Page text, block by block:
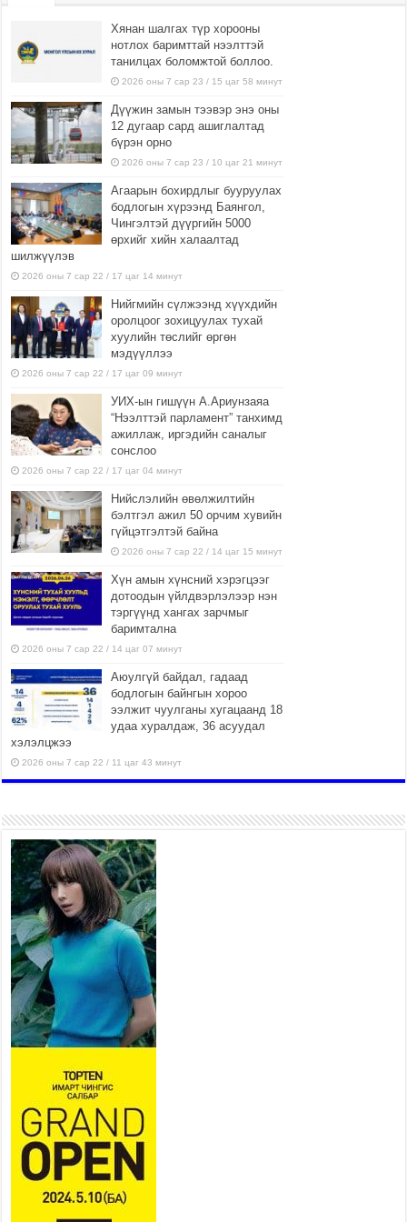
Хянан шалгах түр хорооны
нотлох баримттай нээлттэй
танилцах боломжтой боллоо.
2026 оны 7 сар 23 / 15 цаг 58 минут
Дүүжин замын тээвэр энэ оны
12 дугаар сард ашиглалтад
бүрэн орно
2026 оны 7 сар 23 / 10 цаг 21 минут
Агаарын бохирдлыг бууруулах
бодлогын хүрээнд Баянгол,
Чингэлтэй дүүргийн 5000
өрхийг хийн халаалтад
шилжүүлэв
2026 оны 7 сар 22 / 17 цаг 14 минут
Нийгмийн сүлжээнд хүүхдийн
оролцоог зохицуулах тухай
хуулийн төслийг өргөн
мэдүүллээ
2026 оны 7 сар 22 / 17 цаг 09 минут
УИХ-ын гишүүн А.Ариунзаяа
“Нээлттэй парламент” танхимд
ажиллаж, иргэдийн саналыг
сонслоо
2026 оны 7 сар 22 / 17 цаг 04 минут
Нийслэлийн өвөлжилтийн
бэлтгэл ажил 50 орчим хувийн
гүйцэтгэлтэй байна
2026 оны 7 сар 22 / 14 цаг 15 минут
Хүн амын хүнсний хэрэгцээг
дотоодын үйлдвэрлэлээр нэн
тэргүүнд хангах зарчмыг
баримтална
2026 оны 7 сар 22 / 14 цаг 07 минут
Аюулгүй байдал, гадаад
бодлогын байнгын хороо
ээлжит чуулганы хугацаанд 18
удаа хуралдаж, 36 асуудал
хэлэлцжээ
2026 оны 7 сар 22 / 11 цаг 43 минут
боломжтой-Хүүхэд хөгжүүлэх
төв” байгуулах төсөлд төр,
хувийн хэвшлийн түншлэлийн хүрээнд хамтран
ажиллахыг урьж байна
2026 оны 7 сар 22 / 9 цаг 28 минут
Б.Пүрэвдагва: “Урт цагаан”-ыг
залуучууд чөлөөт цагаа
өнгөрүүлдэг, жуулчид зорьж
ирдэг цэг болгоно
2026 оны 7 сар 21 / 16 цаг 47 минут
Тусгай замын автобус /BRT/ төслийн удирдах
хорооны ээлжит хуралдаан боллоо
Ерөнхий сайд Н.Учрал БНХАУ-аас Монгол Улсад
суугаа Элчин сайд Шэнь Миньжюанийг хүлээн
авч уулзав
2026 оны 7 сар 21 / 16 цаг 39 минут
БҮГД НАЙРАМДАХ ТАЖИКИСТАН УЛСТАЙ
ЭДИЙН ЗАСГИЙН ХАМТЫН АЖИЛЛАГААГ
ӨРГӨЖҮҮЛНЭ
2026 оны 7 сар 21 / 16 цаг 34 минут